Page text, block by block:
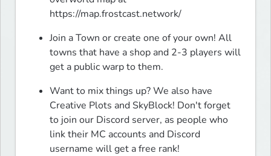
https://map.frostcast.network/
Join a Town or create one of your own! All
towns that have a shop and 2-3 players will
get a public warp to them.
Want to mix things up? We also have
Creative Plots and SkyBlock! Don't forget
to join our Discord server, as people who
link their MC accounts and Discord
username will get a free rank!